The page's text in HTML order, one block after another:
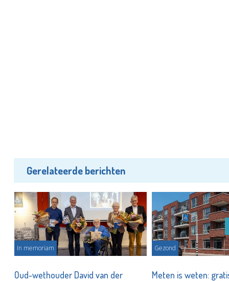
Gerelateerde berichten
In memoriam
Oud-wethouder David van der
Gezond
Meten is weten: